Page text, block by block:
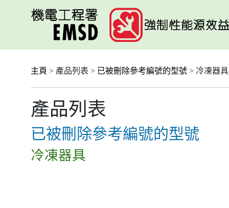
主頁 > 產品列表 > 已被刪除參考編號的型號 > 冷凍器具
產品列表
已被刪除參考編號的型號
冷凍器具